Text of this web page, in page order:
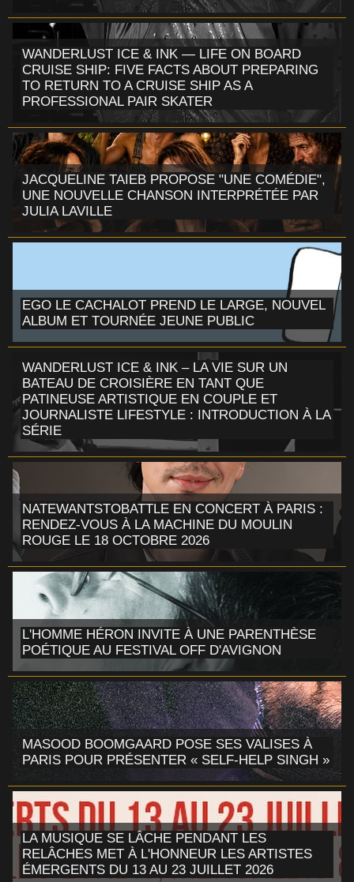
WANDERLUST ICE & INK — LIFE ON BOARD
CRUISE SHIP: FIVE FACTS ABOUT PREPARING
TO RETURN TO A CRUISE SHIP AS A
PROFESSIONAL PAIR SKATER
JACQUELINE TAIEB PROPOSE "UNE COMÉDIE",
UNE NOUVELLE CHANSON INTERPRÉTÉE PAR
JULIA LAVILLE
EGO LE CACHALOT PREND LE LARGE, NOUVEL
ALBUM ET TOURNÉE JEUNE PUBLIC
WANDERLUST ICE & INK – LA VIE SUR UN
BATEAU DE CROISIÈRE EN TANT QUE
PATINEUSE ARTISTIQUE EN COUPLE ET
JOURNALISTE LIFESTYLE : INTRODUCTION À LA
SÉRIE
NATEWANTSTOBATTLE EN CONCERT À PARIS :
RENDEZ-VOUS À LA MACHINE DU MOULIN
ROUGE LE 18 OCTOBRE 2026
L'HOMME HÉRON INVITE À UNE PARENTHÈSE
POÉTIQUE AU FESTIVAL OFF D'AVIGNON
MASOOD BOOMGAARD POSE SES VALISES À
PARIS POUR PRÉSENTER « SELF-HELP SINGH »
LA MUSIQUE SE LÂCHE PENDANT LES
RELÂCHES MET À L'HONNEUR LES ARTISTES
ÉMERGENTS DU 13 AU 23 JUILLET 2026